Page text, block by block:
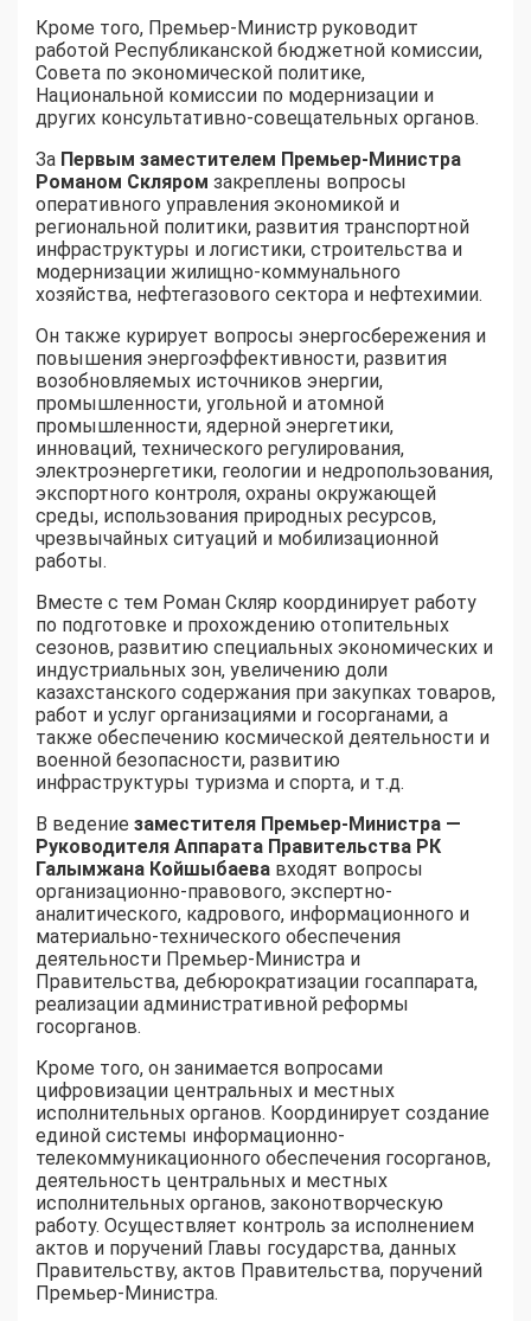
Кроме того, Премьер-Министр руководит
работой Республиканской бюджетной комиссии,
Совета по экономической политике,
Национальной комиссии по модернизации и
других консультативно-совещательных органов.
За Первым заместителем Премьер-Министра
Романом Скляром закреплены вопросы
оперативного управления экономикой и
региональной политики, развития транспортной
инфраструктуры и логистики, строительства и
модернизации жилищно-коммунального
хозяйства, нефтегазового сектора и нефтехимии.
Он также курирует вопросы энергосбережения и
повышения энергоэффективности, развития
возобновляемых источников энергии,
промышленности, угольной и атомной
промышленности, ядерной энергетики,
инноваций, технического регулирования,
электроэнергетики, геологии и недропользования,
экспортного контроля, охраны окружающей
среды, использования природных ресурсов,
чрезвычайных ситуаций и мобилизационной
работы.
Вместе с тем Роман Скляр координирует работу
по подготовке и прохождению отопительных
сезонов, развитию специальных экономических и
индустриальных зон, увеличению доли
казахстанского содержания при закупках товаров,
работ и услуг организациями и госорганами, а
также обеспечению космической деятельности и
военной безопасности, развитию
инфраструктуры туризма и спорта, и т.д.
В ведение заместителя Премьер-Министра —
Руководителя Аппарата Правительства РК
Галымжана Койшыбаева входят вопросы
организационно-правового, экспертно-
аналитического, кадрового, информационного и
материально-технического обеспечения
деятельности Премьер-Министра и
Правительства, дебюрократизации госаппарата,
реализации административной реформы
госорганов.
Кроме того, он занимается вопросами
цифровизации центральных и местных
исполнительных органов. Координирует создание
единой системы информационно-
телекоммуникационного обеспечения госорганов,
деятельность центральных и местных
исполнительных органов, законотворческую
работу. Осуществляет контроль за исполнением
актов и поручений Главы государства, данных
Правительству, актов Правительства, поручений
Премьер-Министра.